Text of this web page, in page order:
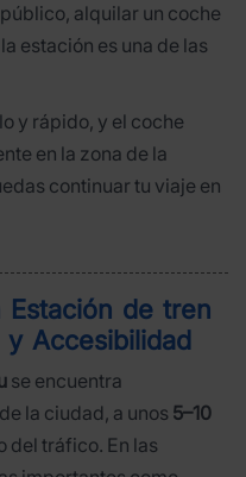
alquilar un coche
estación es una de las
y rápido, y el coche
en la zona de la
continuar tu viaje en
de tren
Accesibilidad
se encuentra
la ciudad, a unos 5–10
del tráfico. En las